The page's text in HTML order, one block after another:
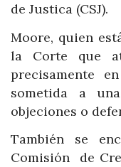
de Justica (CSJ).
Moore, quien
la Corte que
precisamente
sometida a
objeciones o
También se
Comisión de